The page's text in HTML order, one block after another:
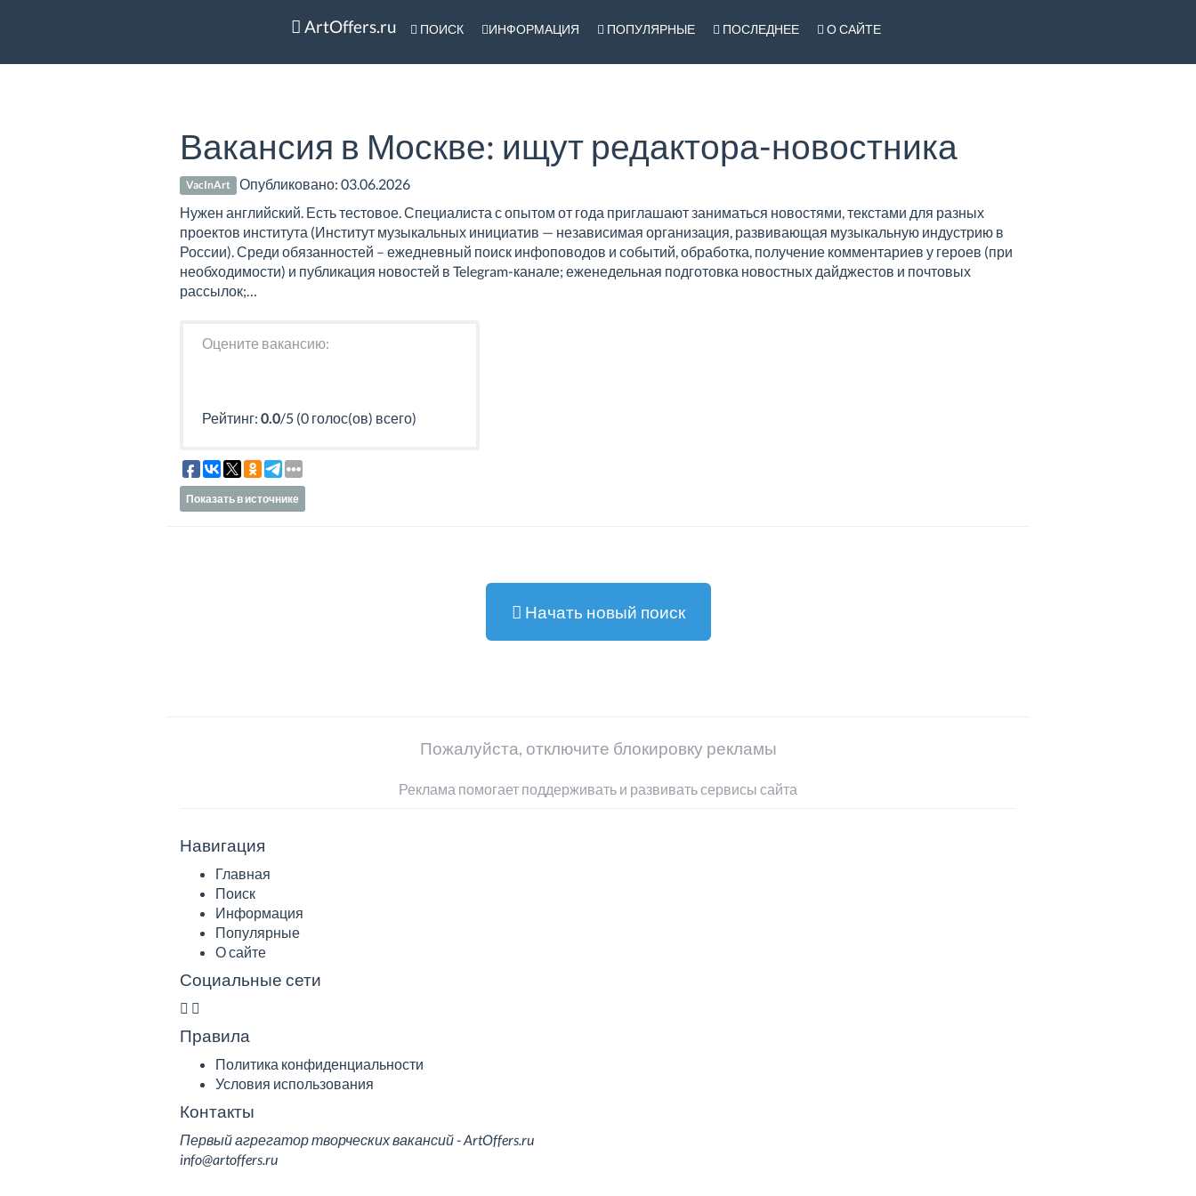
ArtOffers.ru ПОИСК ИНФОРМАЦИЯ ПОПУЛЯРНЫЕ ПОСЛЕДНЕЕ О САЙТЕ
Вакансия в Москве: ищут редактора-новостника
VacInArt Опубликовано:03.06.2026
Нужен английский. Есть тестовое. Специалиста с опытом от года приглашают заниматься новостями, текстами для разных
проектов института (Институт музыкальных инициатив — независимая организация, развивающая музыкальную индустрию в
России). Среди обязанностей – ежедневный поиск инфоповодов и событий, обработка, получение комментариев у героев (при
необходимости) и публикация новостей в Telegram-канале; еженедельная подготовка новостных дайджестов и почтовых
рассылок;…
Оцените вакансию:
Рейтинг: 0.0/5 (0 голос(ов) всего)
Показать в источнике
Начать новый поиск
Пожалуйста, отключите блокировку рекламы
Реклама помогает поддерживать и развивать сервисы сайта
Навигация
Главная
Поиск
Информация
Популярные
О сайте
Социальные сети
Правила
Политика конфиденциальности
Условия использования
Контакты
Первый агрегатор творческих вакансий - ArtOffers.ru
info@artoffers.ru